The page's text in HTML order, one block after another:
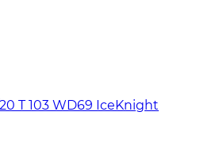
T 103 WD69 IceKnight